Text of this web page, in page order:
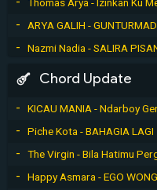
ARYA GALIH -
Nazmi Nadia - SALIRA
Chord Update
KICAU MANIA - Ndarboy
Piche Kota - BAHAGIA LAGI
The Virgin - Bila Hatimu
Happy Asmara - EGO